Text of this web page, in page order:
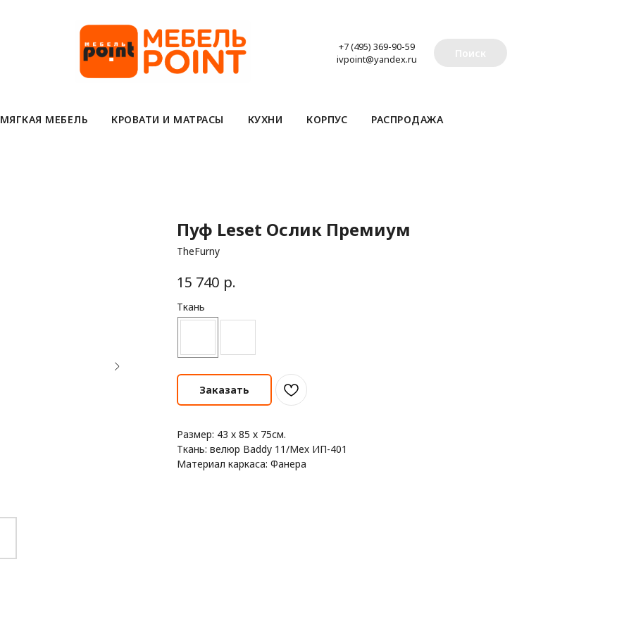
+7 (495) 369-90-59
ivpoint@yandex.ru
МЯГКАЯ МЕБЕЛЬ КРОВАТИ И МАТРАСЫ КУХНИ КОРПУС РАСПРОДАЖА
Пуф Leset Ослик Премиум
TheFurny
15 740 р.
Ткань
Заказать
Размер: 43 х 85 х 75см.
Ткань: велюр Baddy 11/Мех ИП-401
Материал каркаса: Фанера